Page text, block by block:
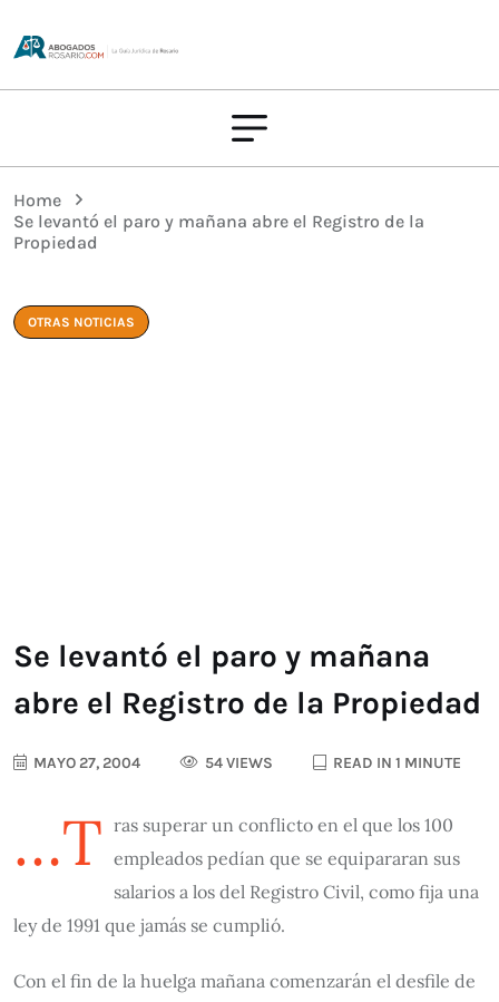
Home
Se levantó el paro y mañana abre el Registro de la
Propiedad
OTRAS NOTICIAS
Se levantó el paro y mañana
abre el Registro de la Propiedad
MAYO 27, 2004 54 VIEWS READ IN 1 MINUTE
…t ras superar un conflicto en el que los 100
empleados pedían que se equipararan sus
salarios a los del Registro Civil, como fija una
ley de 1991 que jamás se cumplió.
Con el fin de la huelga mañana comenzarán el desfile de